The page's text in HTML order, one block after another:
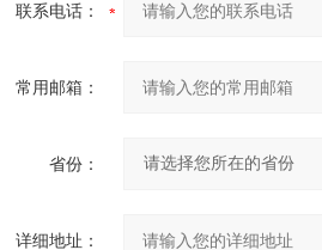
联系电话：
常用邮箱：
省份：
详细地址：